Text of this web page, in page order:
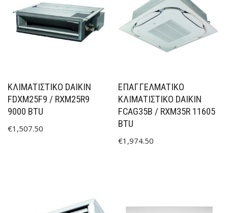
ΚΛΙΜΑΤΙΣΤΙΚΟ DAIKIN
FDXM25F9 / RXM25R9
9000 BTU
€1,507.50
ΕΠΑΓΓΕΛΜΑΤΙΚΌ
ΚΛΙΜΑΤΙΣΤΙΚΌ DAIKIN
FCAG35B / RXM35R 11605
BTU
€1,974.50